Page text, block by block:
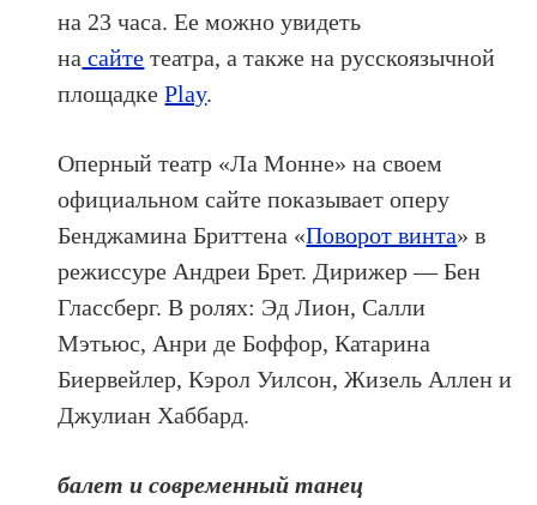
на 23 часа. Ее можно увидеть
на сайте театра, а также на русскоязычной
площадкеPlay.
Оперный театр «Ла Монне» на своем
официальном сайте показывает оперу
Бенджамина Бриттена «Поворот винта» в
режиссуре Андреи Брет. Дирижер — Бен
Глассберг. В ролях: Эд Лион, Салли
Мэтьюс, Анри де Боффор, Катарина
Биервейлер, Кэрол Уилсон, Жизель Аллен и
Джулиан Хаббард.
балет и современный танец